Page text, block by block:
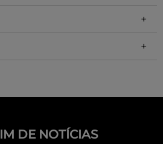
+
+
DE NOTÍCIAS